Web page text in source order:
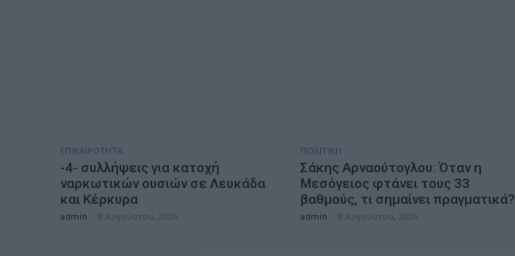
ΕΠΙΚΑΙΡΟΤΗΤΑ
-4- συλλήψεις για κατοχή
ναρκωτικών ουσιών σε Λευκάδα
και Κέρκυρα
admin 8 Αυγούστου, 2026
ΠΟΛΙΤΙΚΗ
Σάκης Αρναούτογλου: Όταν η
Μεσόγειος φτάνει τους 33
βαθμούς, τι σημαίνει πραγματικά?
admin 8 Αυγούστου, 2026